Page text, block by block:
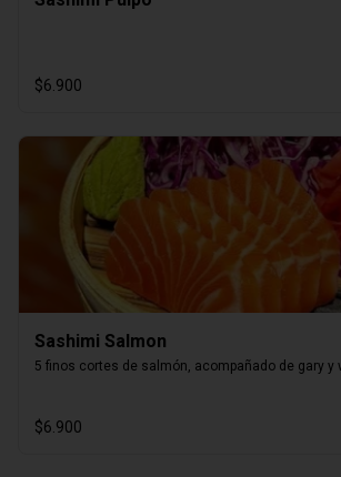
$6.900
Sashimi Salmon
5 finos cortes de salmón, acompañado de gary y
$6.900